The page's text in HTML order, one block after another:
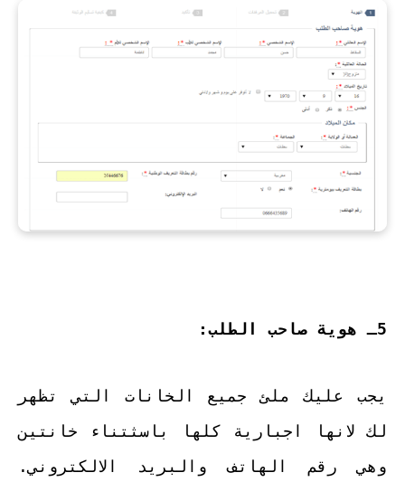
5ـ هوية صاحب الطلب:
يجب عليك ملئ جميع الخانات التي تظهر
لك لانها اجبارية كلها باسثتناء خانتين
وهي رقم الهاتف والبريد الالكتروني.